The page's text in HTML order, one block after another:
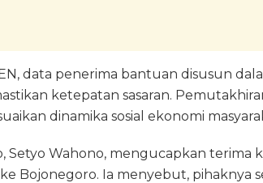
data penerima bantuan disusun
ketepatan sasaran.
dinamika sosial ekonomi
Setyo Wahono, mengucapkan terima
Bojonegoro. Ia menyebut, pihaknya